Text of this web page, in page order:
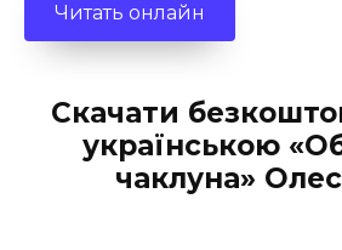
Читать онлайн
Скачати
українською
чаклуна»